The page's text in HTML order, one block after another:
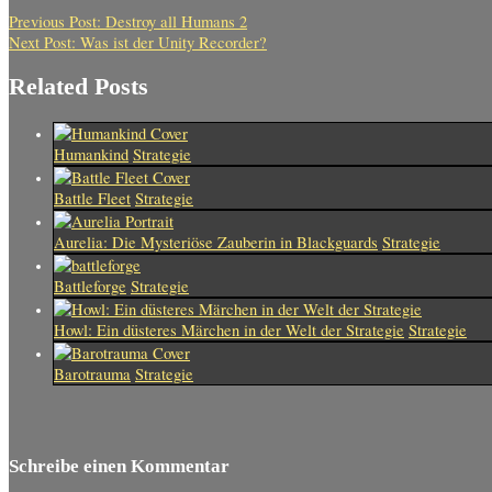
Previous Post: Destroy all Humans 2
Next Post: Was ist der Unity Recorder?
Related Posts
Humankind Strategie
Battle Fleet Strategie
Aurelia: Die Mysteriöse Zauberin in Blackguards Strategie
Battleforge Strategie
Howl: Ein düsteres Märchen in der Welt der Strategie Strategie
Barotrauma Strategie
Schreibe einen Kommentar